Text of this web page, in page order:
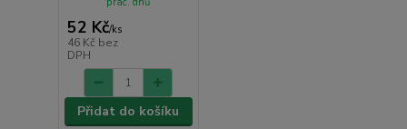
52 Kč/ks
46 Kč bez
DPH
Přidat do košíku